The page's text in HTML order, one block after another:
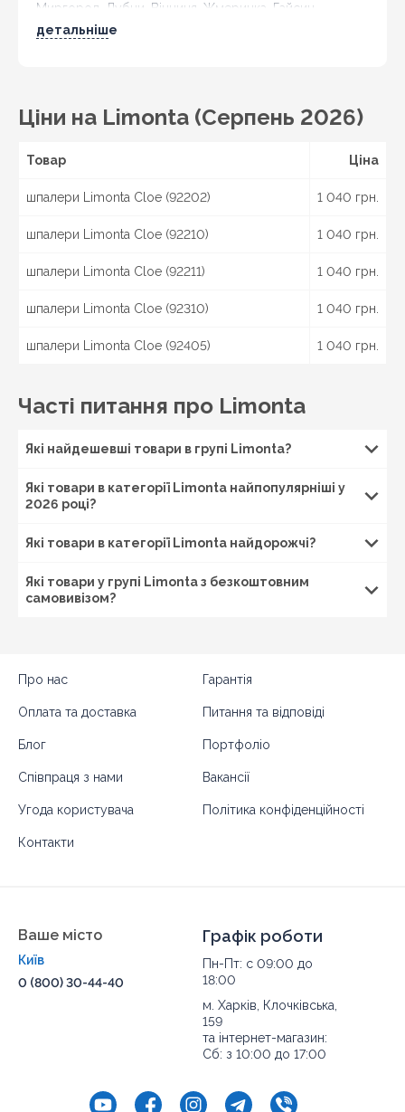
Миргород, Лубни, Вінниця, Жмеринка, Гайсин,
Бердичів, Житомир, Новоград-Волинський,
детальніше
Ціни на Limonta (Серпень 2026)
Товар Ціна
шпалери Limonta Cloe (92202) 1 040 грн.
шпалери Limonta Cloe (92210) 1 040 грн.
шпалери Limonta Cloe (92211) 1 040 грн.
шпалери Limonta Cloe (92310) 1 040 грн.
шпалери Limonta Cloe (92405) 1 040 грн.
Часті питання про Limonta
Які найдешевші товари в групі Limonta?
Які товари в категорії Limonta найпопулярніші у
2026 році?
Які товари в категорії Limonta найдорожчі?
Які товари у групі Limonta з безкоштовним
самовивізом?
Про нас Гарантія
Оплата та доставка Питання та відповіді
Блог Портфоліо
Співпраця з нами Вакансії
Угода користувача Політика конфіденційності
Контакти
Ваше місто
Київ
0 (800) 30-44-40
Графік роботи
Пн-Пт: с 09:00 до
18:00
м. Харків, Клочківська,
159
та інтернет-магазин:
Сб: з 10:00 до 17:00